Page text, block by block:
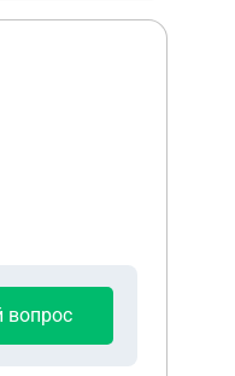
вопрос